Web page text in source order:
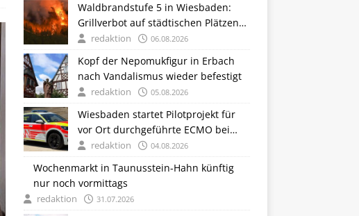
Waldbrandstufe 5 in Wiesbaden:
Grillverbot auf städtischen Plätzen
bleibt in Kraft
redaktion 06.08.2026
Kopf der Nepomukfigur in Erbach
nach Vandalismus wieder befestigt
redaktion 05.08.2026
Wiesbaden startet Pilotprojekt für
vor Ort durchgeführte ECMO bei
Herz-Kreislauf-Stillstand
redaktion 04.08.2026
Wochenmarkt in Taunusstein-Hahn künftig
nur noch vormittags
redaktion 31.07.2026